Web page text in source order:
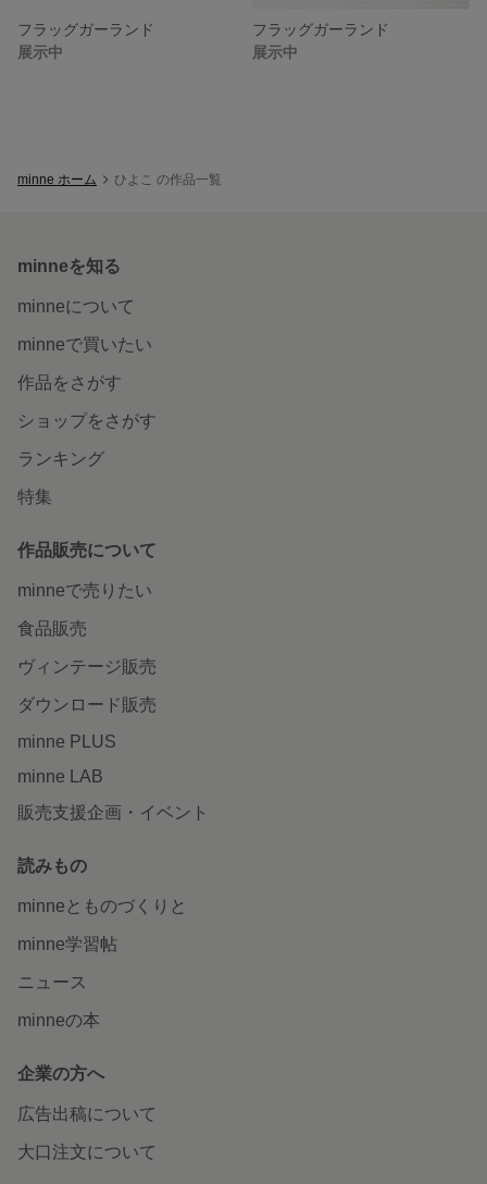
フラッグガーランド
展示中
フラッグガーランド
展示中
minne ホーム ひよこ の作品一覧
minneを知る
minneについて
minneで買いたい
作品をさがす
ショップをさがす
ランキング
特集
作品販売について
minneで売りたい
食品販売
ヴィンテージ販売
ダウンロード販売
minne PLUS
minne LAB
販売支援企画・イベント
読みもの
minneとものづくりと
minne学習帖
ニュース
minneの本
企業の方へ
広告出稿について
大口注文について